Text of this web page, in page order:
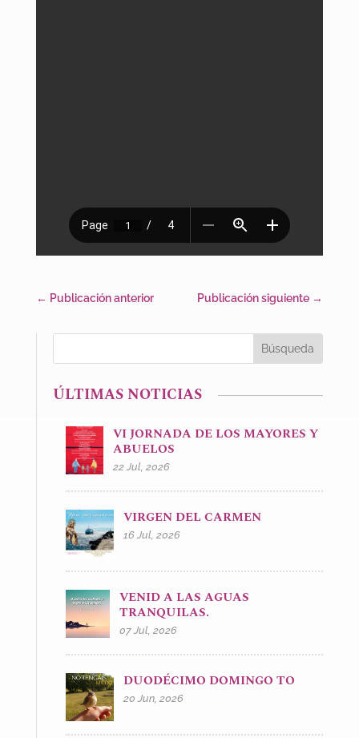
← Publicación anterior Publicación siguiente →
ÚLTIMAS NOTICIAS
VI JORNADA DE LOS MAYORES Y
ABUELOS
22 Jul, 2026
VIRGEN DEL CARMEN
16 Jul, 2026
VENID A LAS AGUAS
TRANQUILAS.
07 Jul, 2026
DUODÉCIMO DOMINGO TO
20 Jun, 2026